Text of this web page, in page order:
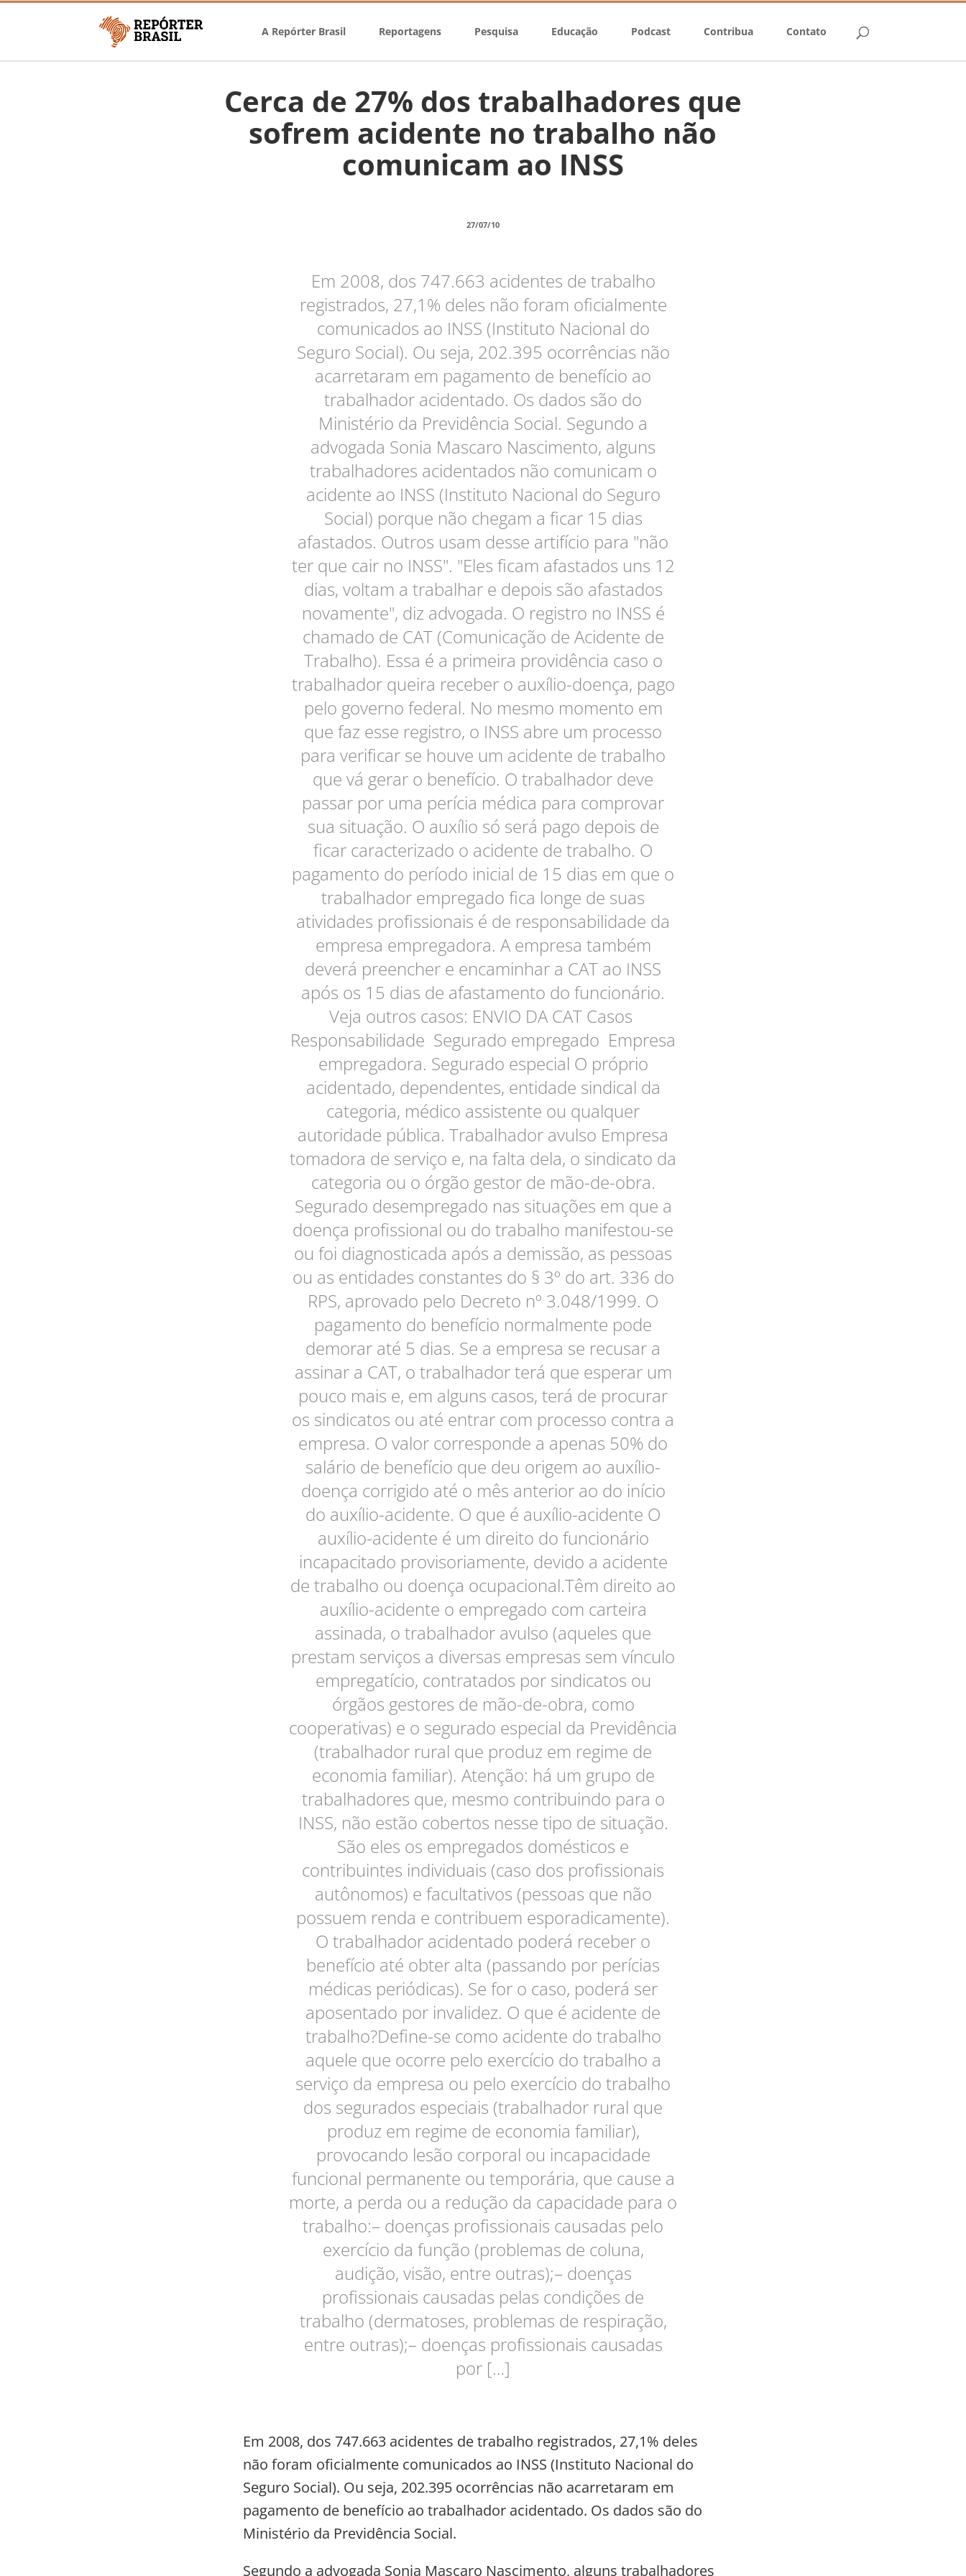
A Repórter Brasil Reportagens Pesquisa Educação Podcast Contribua Contato
Cerca de 27% dos trabalhadores que
sofrem acidente no trabalho não
comunicam ao INSS
27/07/10
Em 2008, dos 747.663 acidentes de trabalho
registrados, 27,1% deles não foram oficialmente
comunicados ao INSS (Instituto Nacional do
Seguro Social). Ou seja, 202.395 ocorrências não
acarretaram em pagamento de benefício ao
trabalhador acidentado. Os dados são do
Ministério da Previdência Social. Segundo a
advogada Sonia Mascaro Nascimento, alguns
trabalhadores acidentados não comunicam o
acidente ao INSS (Instituto Nacional do Seguro
Social) porque não chegam a ficar 15 dias
afastados. Outros usam desse artifício para "não
ter que cair no INSS". "Eles ficam afastados uns 12
dias, voltam a trabalhar e depois são afastados
novamente", diz advogada. O registro no INSS é
chamado de CAT (Comunicação de Acidente de
Trabalho). Essa é a primeira providência caso o
trabalhador queira receber o auxílio-doença, pago
pelo governo federal. No mesmo momento em
que faz esse registro, o INSS abre um processo
para verificar se houve um acidente de trabalho
que vá gerar o benefício. O trabalhador deve
passar por uma perícia médica para comprovar
sua situação. O auxílio só será pago depois de
ficar caracterizado o acidente de trabalho. O
pagamento do período inicial de 15 dias em que o
trabalhador empregado fica longe de suas
atividades profissionais é de responsabilidade da
empresa empregadora. A empresa também
deverá preencher e encaminhar a CAT ao INSS
após os 15 dias de afastamento do funcionário.
Veja outros casos: ENVIO DA CAT Casos
Responsabilidade Segurado empregado Empresa
empregadora. Segurado especial O próprio
acidentado, dependentes, entidade sindical da
categoria, médico assistente ou qualquer
autoridade pública. Trabalhador avulso Empresa
tomadora de serviço e, na falta dela, o sindicato da
categoria ou o órgão gestor de mão-de-obra.
Segurado desempregado nas situações em que a
doença profissional ou do trabalho manifestou-se
ou foi diagnosticada após a demissão, as pessoas
ou as entidades constantes do § 3º do art. 336 do
RPS, aprovado pelo Decreto nº 3.048/1999. O
pagamento do benefício normalmente pode
demorar até 5 dias. Se a empresa se recusar a
assinar a CAT, o trabalhador terá que esperar um
pouco mais e, em alguns casos, terá de procurar
os sindicatos ou até entrar com processo contra a
empresa. O valor corresponde a apenas 50% do
salário de benefício que deu origem ao auxílio-
doença corrigido até o mês anterior ao do início
do auxílio-acidente. O que é auxílio-acidente O
auxílio-acidente é um direito do funcionário
incapacitado provisoriamente, devido a acidente
de trabalho ou doença ocupacional.Têm direito ao
auxílio-acidente o empregado com carteira
assinada, o trabalhador avulso (aqueles que
prestam serviços a diversas empresas sem vínculo
empregatício, contratados por sindicatos ou
órgãos gestores de mão-de-obra, como
cooperativas) e o segurado especial da Previdência
(trabalhador rural que produz em regime de
economia familiar). Atenção: há um grupo de
trabalhadores que, mesmo contribuindo para o
INSS, não estão cobertos nesse tipo de situação.
São eles os empregados domésticos e
contribuintes individuais (caso dos profissionais
autônomos) e facultativos (pessoas que não
possuem renda e contribuem esporadicamente).
O trabalhador acidentado poderá receber o
benefício até obter alta (passando por perícias
médicas periódicas). Se for o caso, poderá ser
aposentado por invalidez. O que é acidente de
trabalho?Define-se como acidente do trabalho
aquele que ocorre pelo exercício do trabalho a
serviço da empresa ou pelo exercício do trabalho
dos segurados especiais (trabalhador rural que
produz em regime de economia familiar),
provocando lesão corporal ou incapacidade
funcional permanente ou temporária, que cause a
morte, a perda ou a redução da capacidade para o
trabalho:– doenças profissionais causadas pelo
exercício da função (problemas de coluna,
audição, visão, entre outras);– doenças
profissionais causadas pelas condições de
trabalho (dermatoses, problemas de respiração,
entre outras);– doenças profissionais causadas
por […]
Em 2008, dos 747.663 acidentes de trabalho registrados, 27,1% deles
não foram oficialmente comunicados ao INSS (Instituto Nacional do
Seguro Social). Ou seja, 202.395 ocorrências não acarretaram em
pagamento de benefício ao trabalhador acidentado. Os dados são do
Ministério da Previdência Social.
Segundo a advogada Sonia Mascaro Nascimento, alguns trabalhadores